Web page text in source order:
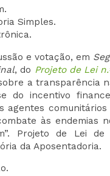
Simples.
e votação, em
, do Projeto de Lei
a transparência
do incentivo
agentes comunitários
às endemias
Projeto de Lei de
da Aposentadoria.